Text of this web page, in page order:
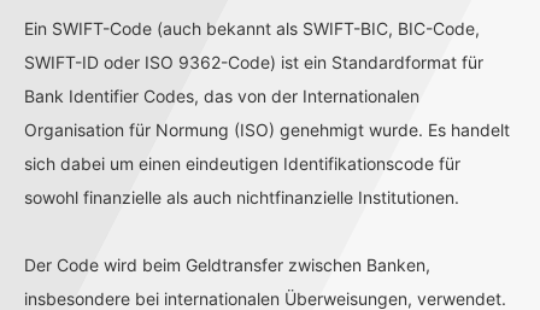
Ein SWIFT-Code (auch bekannt als SWIFT-BIC, BIC-Code,
SWIFT-ID oder ISO 9362-Code) ist ein Standardformat für
Bank Identifier Codes, das von der Internationalen
Organisation für Normung (ISO) genehmigt wurde. Es handelt
sich dabei um einen eindeutigen Identifikationscode für
sowohl finanzielle als auch nichtfinanzielle Institutionen.
Der Code wird beim Geldtransfer zwischen Banken,
insbesondere bei internationalen Überweisungen, verwendet.